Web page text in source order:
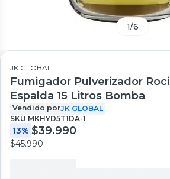
1/6
JK GLOBAL
Fumigador Pulverizador
Espalda 15 Litros Bomba
Vendido porJK GLOBAL
SKU MKHYD5T1DA-1
13% $39.990
$45.990